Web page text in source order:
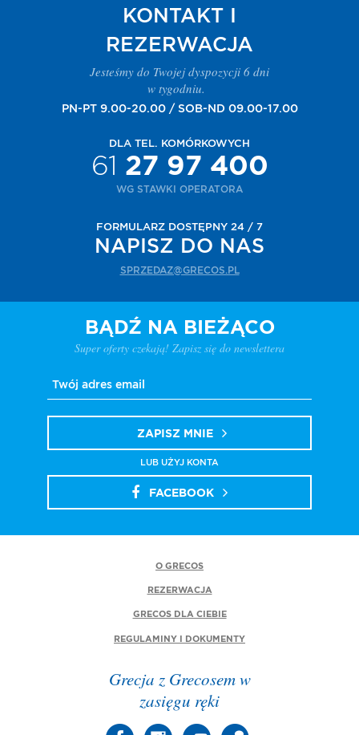
KONTAKT I
REZERWACJA
Jesteśmy do Twojej dyspozycji 6 dni
w tygodniu.
PN-PT 9.00-20.00 / SOB-ND 09.00-17.00
DLA TEL. KOMÓRKOWYCH
61 27 97 400
WG STAWKI OPERATORA
FORMULARZ DOSTĘPNY 24 / 7
NAPISZ DO NAS
SPRZEDAZ@GRECOS.PL
BĄDŹ NA BIEŻĄCO
Super oferty czekają! Zapisz się do newslettera
ZAPISZ MNIE
LUB UŻYJ KONTA
FACEBOOK
O GRECOS
REZERWACJA
GRECOS DLA CIEBIE
REGULAMINY I DOKUMENTY
Grecja z Grecosem w
zasięgu ręki